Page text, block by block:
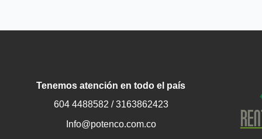
Tenemos atención en todo el país
604 4488582 / 3163862423
Info@potenco.com.co